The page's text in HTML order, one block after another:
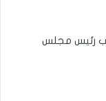
رئيس مجلس